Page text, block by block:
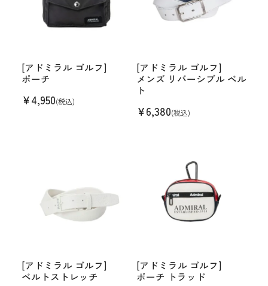
[アドミラル ゴルフ]
ポーチ
¥4,950(税込)
[アドミラル ゴルフ]
メンズ リバーシブル ベル
ト
¥6,380(税込)
[アドミラル ゴルフ]
ベルトストレッチ
[アドミラル ゴルフ]
ポーチ トラッド